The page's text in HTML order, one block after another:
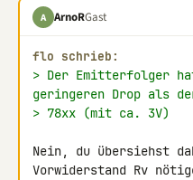
A ArnoRGast
flo schrieb:
> Der Emitterfolger
geringeren Drop als
> 78xx (mit ca. 3V)
Nein, du übersiehst
Vorwiderstand Rv